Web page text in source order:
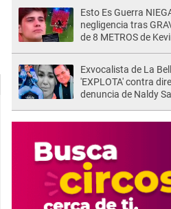
Esto Es Guerra
negligencia tras
de 8 METROS de
Exvocalista de La
'EXPLOTA' contra
denuncia de Naldy